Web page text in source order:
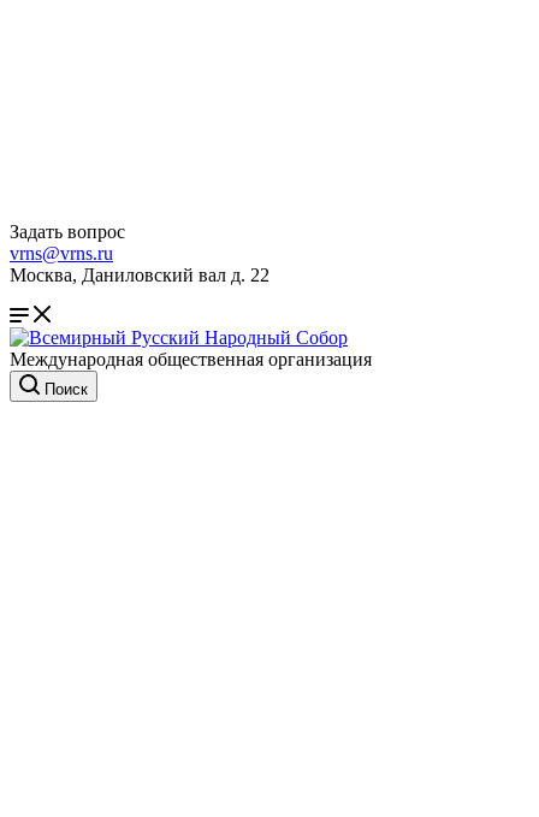
Задать вопрос
vrns@vrns.ru
Москва, Даниловский вал д. 22
Международная общественная организация
Поиск